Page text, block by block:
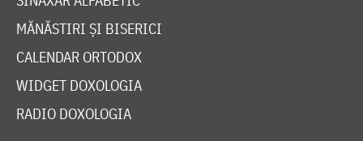
MĂNĂSTIRI ȘI BISERICI
CALENDAR ORTODOX
WIDGET DOXOLOGIA
RADIO DOXOLOGIA